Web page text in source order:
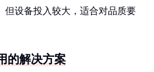
但设备投入较大，适合对品质要
的解决方案